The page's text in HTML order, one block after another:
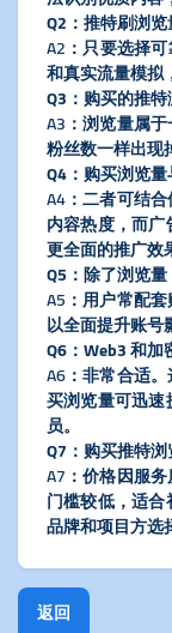
​Q2：推特刷浏
A2：只要选择
和真实流量模拟
​Q3：购买的推
A3：浏览量属
粉丝数一样出现
​Q4：购买浏览
A4：二者可结
内容热度，而
更全面的推广效
​Q5：除了浏览
A5：用户常配
以全面提升账号
​Q6：Web3 和
A6：非常合适
买浏览量可迅
员。
​Q7：购买推特
A7：价格因服
门槛较低，适
品牌和项目方选
返回